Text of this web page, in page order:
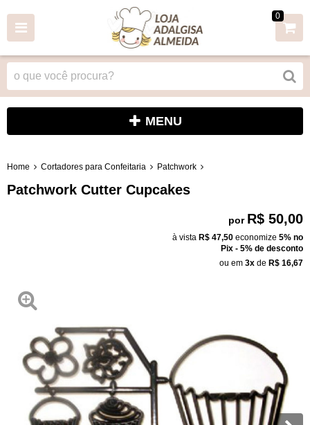
0
MENU
Home Cortadores para Confeitaria Patchwork
Patchwork Cutter Cupcakes
por R$ 50,00
à vista R$ 47,50 economize 5% no
Pix - 5% de desconto
ou em 3x de R$ 16,67